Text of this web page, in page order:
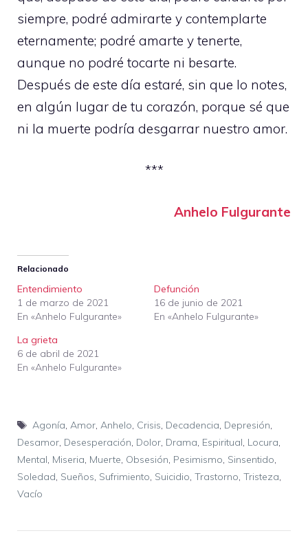
siempre, podré admirarte y contemplarte
eternamente; podré amarte y tenerte,
aunque no podré tocarte ni besarte.
Después de este día estaré, sin que lo notes,
en algún lugar de tu corazón, porque sé que
ni la muerte podría desgarrar nuestro amor.
***
Anhelo Fulgurante
Relacionado
Entendimiento
1 de marzo de 2021
En «Anhelo Fulgurante»
Defunción
16 de junio de 2021
En «Anhelo Fulgurante»
La grieta
6 de abril de 2021
En «Anhelo Fulgurante»
Etiquetas
Agonía, Amor, Anhelo, Crisis, Decadencia, Depresión,
Desamor, Desesperación, Dolor, Drama, Espiritual, Locura,
Mental, Miseria, Muerte, Obsesión, Pesimismo, Sinsentido,
Soledad, Sueños, Sufrimiento, Suicidio, Trastorno, Tristeza,
Vacío